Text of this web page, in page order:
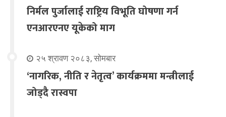
निर्मल पुर्जालाई राष्ट्रिय विभूति घोषणा गर्न
एनआरएनए यूकेको माग
२५ श्रावण २०८३, सोमबार
‘नागरिक, नीति र नेतृत्व’ कार्यक्रममा मन्त्रीलाई
जोड्दै रास्वपा